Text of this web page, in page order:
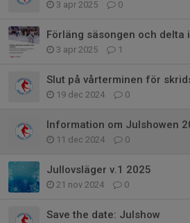
3 apr 2025 0
Förläng säsongen och delta
3 apr 2025 1
19 dec 2024 0
Information om Julshowen
11 dec 2024 0
Jullovsläger v.1 2025
21 nov 2024 0
Save the date: Julshow